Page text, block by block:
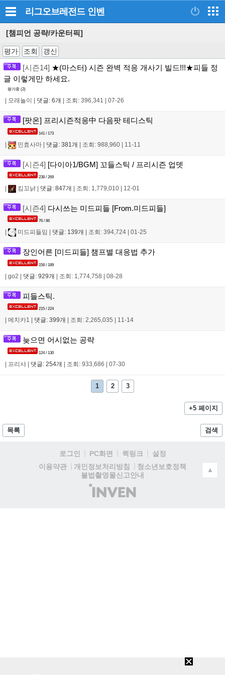
리그오브레전드 인벤
[챔피언 공략/카운터픽]
평가 조회 갱신
[시즌14] ★(마스터) 시즌 완벽 적응 개사기 빌드!!!★피들 정
글 이렇게만 하세요.
평가중 (2)
모래놀이 댓글: 6개 조회: 396,341 07-26
[팟온] 프리시즌적응中 다음팟 테디스틱
141 / 173
| 민효사마 | 댓글: 381개 | 조회: 988,960 | 11-11
[시즌4] [다이아1/BGM] 꼬들스틱 / 프리시즌 업뎃
238 / 269
킴꼬냙 댓글: 847개 조회: 1,779,010 12-01
[시즌4] 다시쓰는 미드피들 [From.미드피들]
76 / 86
미드피들임 댓글: 139개 조회: 394,724 01-25
장인어른 [미드피들] 챔프별 대응법 추가
158 / 189
| go2 | 댓글: 929개 | 조회: 1,774,758 | 08-28
피들스틱.
215 / 224
메치카1 댓글: 399개 조회: 2,265,035 11-14
늦으면 어시없는 공략
124 / 130
| 프리샤 | 댓글: 254개 | 조회: 933,686 | 07-30
1 2 3
+5 페이지
목록 검색
로그인 PC화면 퀵링크
설정
이용약관
개인정보처리방침
청소년보호정책
불법촬영물신고안내
(주)
인
▲